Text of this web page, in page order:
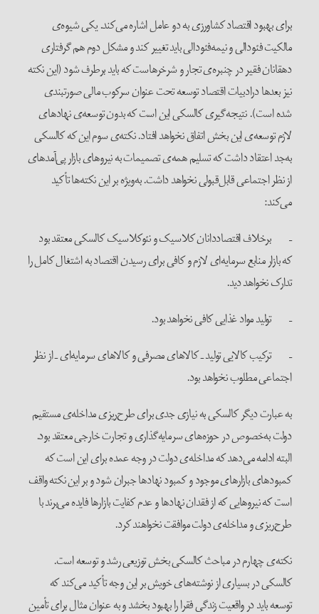
برای بهبود اقتصاد کشاورزی به دو عامل اشاره می‌کند. یکی شیوه‌ی
مالکیت فئودالی و نیمه‌فئودالی باید تغییر کند و مشکل دوم هم گرفتاری
دهقانان فقیر در چنبره‌ی تجار و شرخرهاست که باید برطرف شود (این نکته
نیز بعدها درادبیات اقتصاد توسعه تحت عنوان سرکوب مالی صورتبندی
شده است). نتیجه‌گیری کالسکی این است که بدون توسعه‌ی نهادهای
لازم توسعه‌ی این بخش اتفاق نخواهد افتاد. نکته‌ی سوم این که کالسکی
به‌جد اعتقاد داشت که تسلیم همه‌ی تصمیمات به نیروهای بازار پی‌آمدهای
از نظر اجتماعی قابل‌قبولی نخواهد داشت. به‌ویژه بر این نکته‌ها تأکید
می‌کند:
– برخلاف اقتصاددانان کلاسیک و نئوکلاسیک کالسکی معتقد بود
که بازار منابع سرمایه‌ای لازم و کافی برای رسیدن اقتصاد به اشتغال کامل را
تدارک نخواهد دید.
– تولید مواد غذایی کافی نخواهد بود.
– ترکیب کالایی تولید ـ کالاهای مصرفی و کالاهای سرمایه‌ای ـ از نظر
اجتماعی مطلوب نخواهد بود.
به عبارت دیگر کالسکی به نیازی جدی برای طرح‌ریزی مداخله‌ی مستقیم
دولت به‌خصوص در حوزه‌های سرمایه‌گذاری و تجارت خارجی معتقد بود.
البته ادامه می‌دهد که مداخله‌ی دولت در وجه عمده برای این است که
کمبودهای بازارهای موجود و کمبود نهادها جبران شود و بر این نکته واقف
است که نیروهایی که از فقدان نهادها و عدم ‌کفایت بازارها فایده می‌برند با
طرح‌ریزی و مداخله‌ی دولت موافقت نخواهند کرد.
نکته‌ی چهارم در مباحث کالسکی بخش توزیعی رشد و توسعه است.
کالسکی در بسیاری از نوشته‌های خویش بر این وجه تأکید می‌کند که
توسعه باید در واقعیت زندگی فقرا را بهبود بخشد و به عنوان مثال برای تأمین